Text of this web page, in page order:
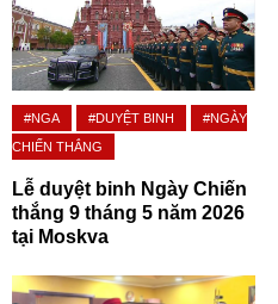
#NGA #DUYỆT BINH
#NGÀY
CHIẾN THẮNG
Lễ duyệt binh Ngày Chiến
thắng 9 tháng 5 năm 2026
tại Moskva